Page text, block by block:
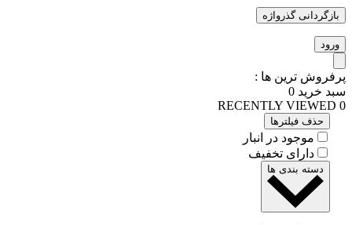
بازگردانی گذرواژه
ورود
ترین ها :
خرید 0
RECENTLY VIEWED
حذف فیلترها
موجود در انبار
دارای تخفیف
دسته بندی ها